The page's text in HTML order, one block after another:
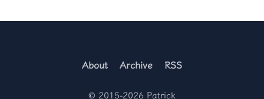
About Archive RSS
© 2015-2026 Patrick